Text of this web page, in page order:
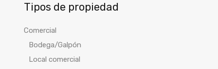
Tipos de propiedad
Comercial
Bodega/Galpón
Local comercial